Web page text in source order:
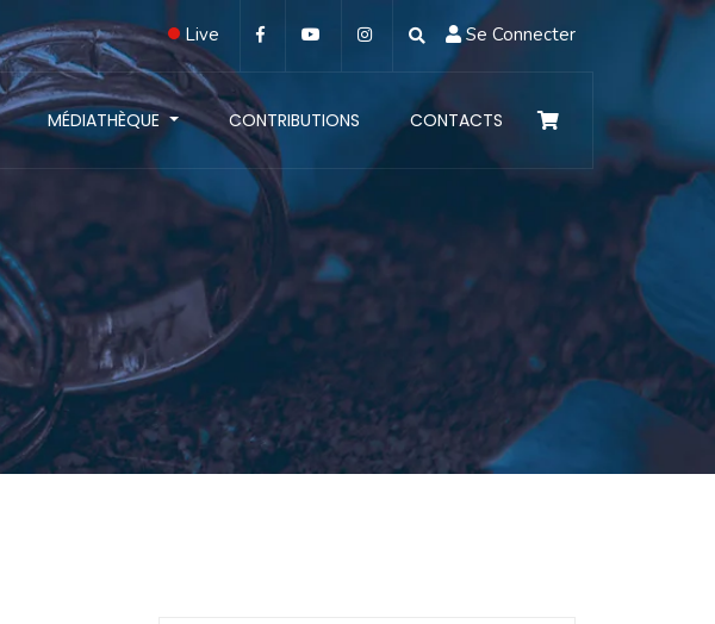
Live Se Connecter
MÉDIATHÈQUE CONTRIBUTIONS CONTACTS